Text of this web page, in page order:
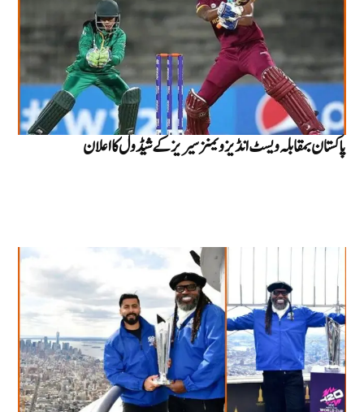
پاکستان بمقابلہ ویسٹ انڈیز ویمنز سیریز کے شیڈول کا اعلان